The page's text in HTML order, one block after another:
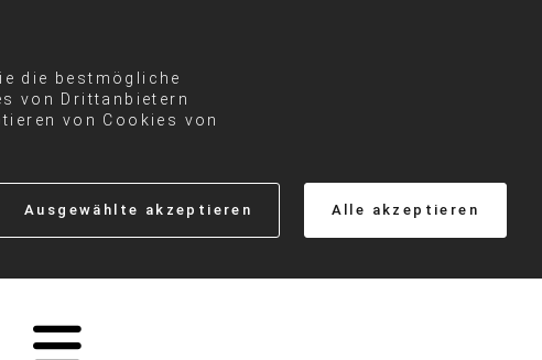
die bestmögliche
von Drittanbietern
von Cookies von
Ausgewählte akzeptieren Alle akzeptieren